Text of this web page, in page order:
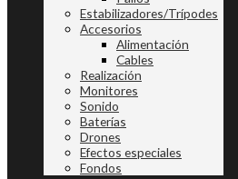
Estabilizadores/Trípodes
Accesorios
Alimentación
Cables
Realización
Monitores
Sonido
Baterías
Drones
Efectos especiales
Fondos